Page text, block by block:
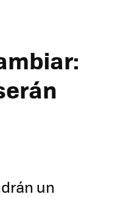
un